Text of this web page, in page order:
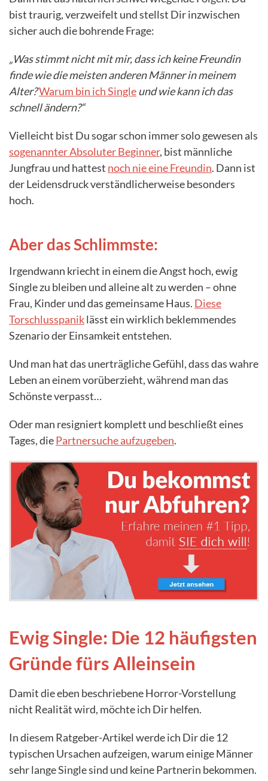
bist traurig, verzweifelt und stellst Dir inzwischen
sicher auch die bohrende Frage:
„Was stimmt nicht mit mir, dass ich keine Freundin
finde wie die meisten anderen Männer in meinem
Alter?Warum bin ich Singleund wie kann ich das
schnell ändern?“
Vielleicht bist Du sogar schon immer solo gewesen als
sogenannter Absoluter Beginner, bist männliche
Jungfrau und hattest noch nie eine Freundin. Dann ist
der Leidensdruck verständlicherweise besonders
hoch.
Aber das Schlimmste:
Irgendwann kriecht in einem die Angst hoch, ewig
Single zu bleiben und alleine alt zu werden – ohne
Frau, Kinder und das gemeinsame Haus. Diese
Torschlusspaniklässt ein wirklich beklemmendes
Szenario der Einsamkeit entstehen.
Und man hat das unerträgliche Gefühl, dass das wahre
Leben an einem vorüberzieht, während man das
Schönste verpasst…
Oder man resigniert komplett und beschließt eines
Tages, diePartnersuche aufzugeben.
Ewig Single: Die 12 häufigsten
Gründe fürs Alleinsein
Damit die eben beschriebene Horror-Vorstellung
nicht Realität wird, möchte ich Dir helfen.
In diesem Ratgeber-Artikel werde ich Dir die 12
typischen Ursachen aufzeigen, warum einige Männer
sehr lange Single sind und keine Partnerin bekommen.